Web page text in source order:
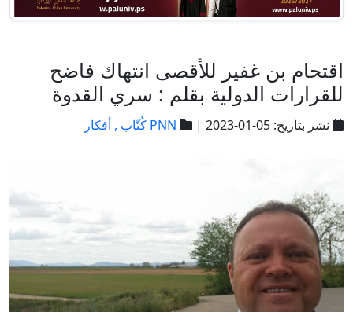
اقتحام بن غفير للأقصى انتهاك فاضح
للقرارات الدولية بقلم : سري القدوة
نشر بتاريخ: 05-01-2023 | PNN كُتّاب , أفكار